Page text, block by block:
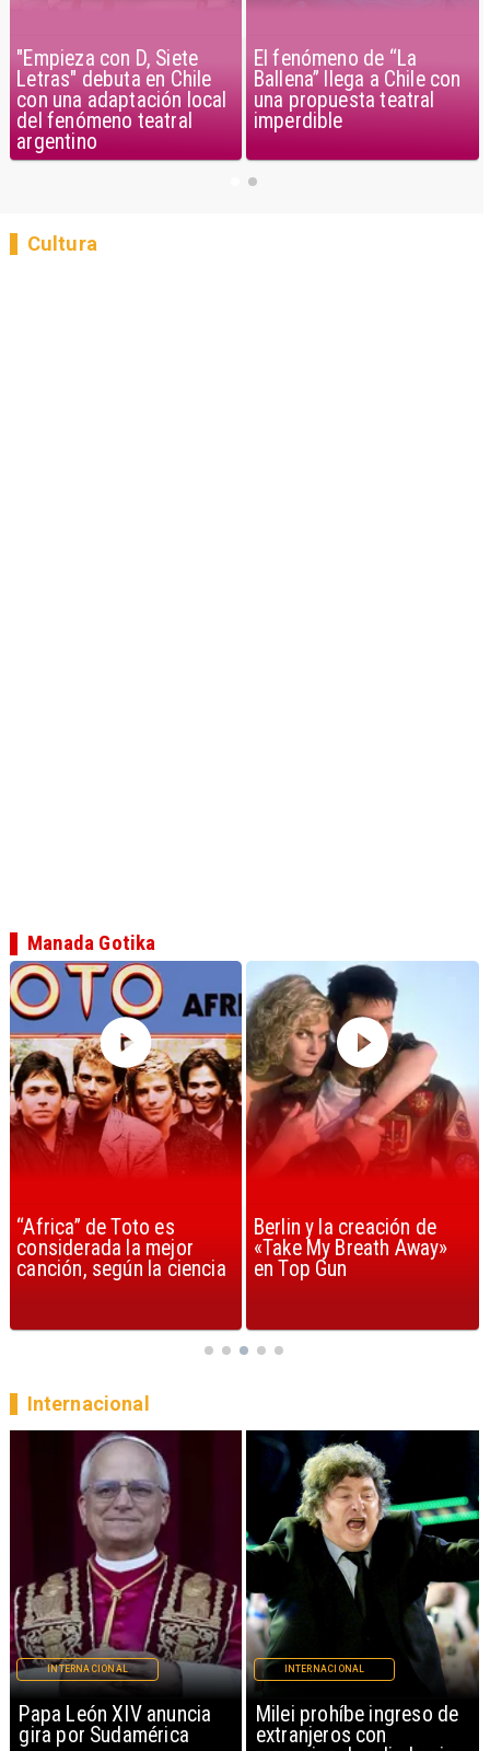
"Empieza con D, Siete
Letras" debuta en Chile
con una adaptación local
del fenómeno teatral
argentino
El fenómeno de “La
Ballena” llega a Chile con
una propuesta teatral
imperdible
Cultura
“Africa” de Toto es
considerada la mejor
canción, según la ciencia
Berlin y la creación de
«Take My Breath Away»
en Top Gun
Manada Gotika
Papa León XIV anuncia
gira por Sudamérica
INTERNACIONAL
Milei prohíbe ingreso de
extranjeros con
INTERNACIONAL
Internacional